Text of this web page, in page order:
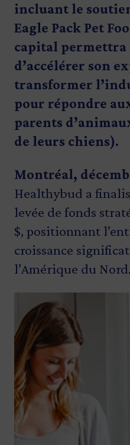
incluant le
Eagle Pack Pet
capital permettra
d’accélérer son
transformer
pour répondre
parents
de leurs chiens).
Montréal,
Healthybud a
levée de fonds
$, positionnant
croissance
l’Amérique du Nord.
Image